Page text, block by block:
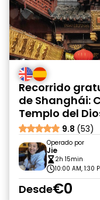
Recorrido
de Shanghái:
Templo del
9.8 (53)
Operado por
Jie
2h 15min
10:00 AM, 1:30
Desde€0